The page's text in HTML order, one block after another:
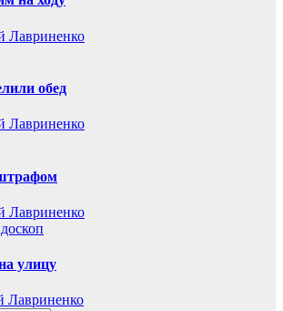
Лавриненко
обед
Лавриненко
Лавриненко
улицу
Лавриненко